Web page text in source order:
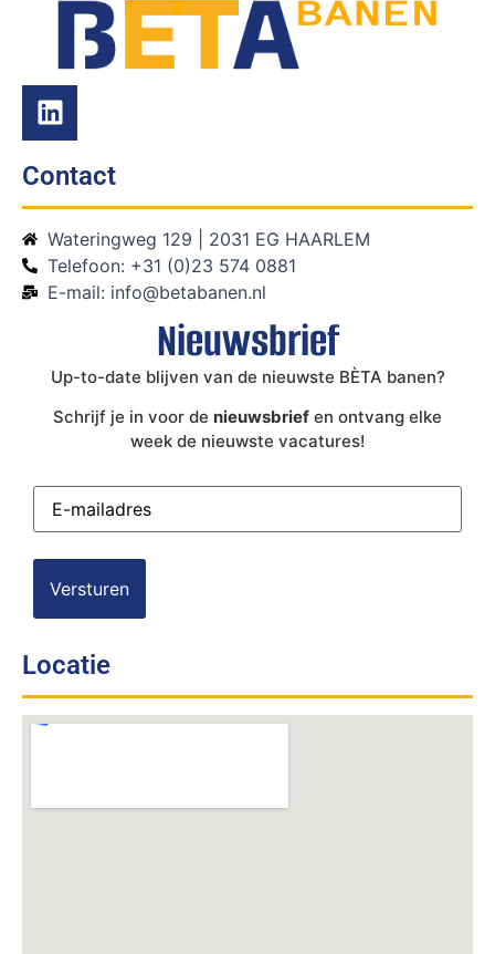
Contact
Wateringweg 129 | 2031 EG HAARLEM
Telefoon: +31 (0)23 574 0881
E-mail: info@betabanen.nl
Nieuwsbrief
Up-to-date blijven van de nieuwste BÈTA banen?
Schrijf je in voor de nieuwsbrief en ontvang elke
week de nieuwste vacatures!
E-
mailadres(Vereist)
Locatie